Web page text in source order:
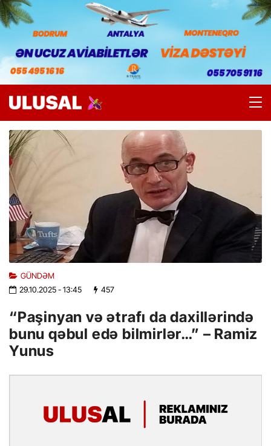
GÜNDƏM
29.10.2025- 13:45 457
“Paşinyan və ətrafı da daxillərində
bunu qəbul edə bilmirlər…” – Ramiz
Yunus